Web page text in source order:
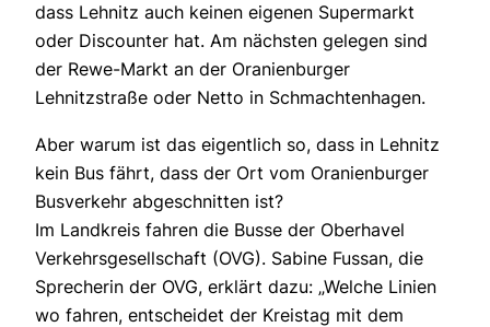
dass Lehnitz auch keinen eigenen Supermarkt
oder Discounter hat. Am nächsten gelegen sind
der Rewe-Markt an der Oranienburger
Lehnitzstraße oder Netto in Schmachtenhagen.
Aber warum ist das eigentlich so, dass in Lehnitz
kein Bus fährt, dass der Ort vom Oranienburger
Busverkehr abgeschnitten ist?
Im Landkreis fahren die Busse der Oberhavel
Verkehrsgesellschaft (OVG). Sabine Fussan, die
Sprecherin der OVG, erklärt dazu: „Welche Linien
wo fahren, entscheidet der Kreistag mit dem